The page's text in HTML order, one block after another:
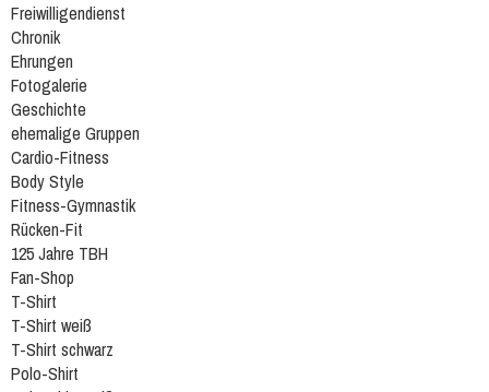
Freiwilligendienst
Chronik
Ehrungen
Fotogalerie
Geschichte
ehemalige Gruppen
Cardio-Fitness
Body Style
Fitness-Gymnastik
Rücken-Fit
125 Jahre TBH
Fan-Shop
T-Shirt
T-Shirt weiß
T-Shirt schwarz
Polo-Shirt